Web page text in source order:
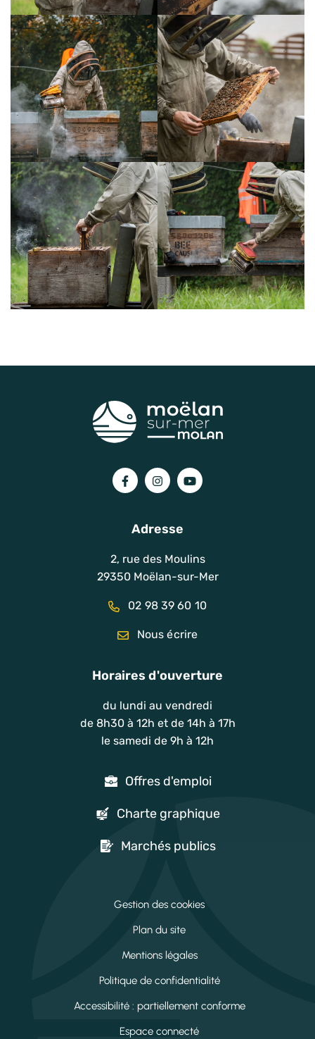
Lien vers le compte Facebook
Lien vers le compte Instagram
Lien vers la chaîne
Adresse
2, rue des Moulins
29350 Moëlan-sur-Mer
02 98 39 60 10
Nous écrire
Horaires d'ouverture
du lundi au vendredi
de 8h30 à 12h et de 14h à 17h
le samedi de 9h à 12h
Offres d'emploi
Charte graphique
Marchés publics
Gestion des cookies
Plan du site
Mentions légales
Politique de confidentialité
Accessibilité : partiellement conforme
Espace connecté